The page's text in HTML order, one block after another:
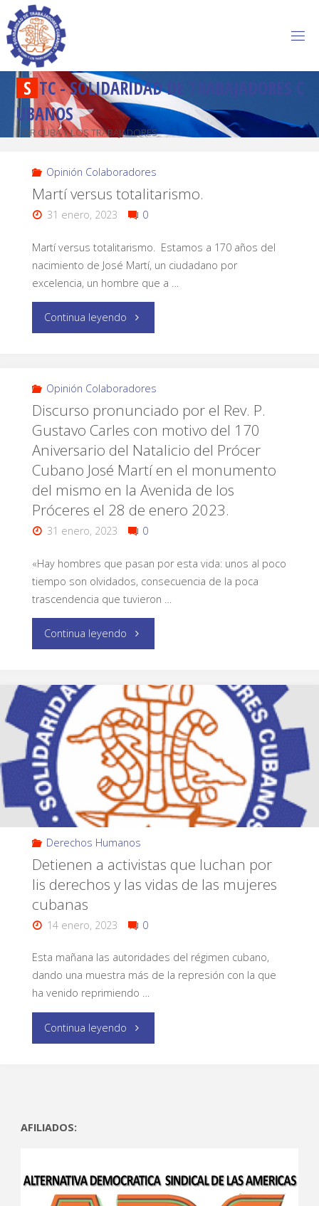
S TC-SOLIDARIDADD R A BAJADORES C
U BANOS
POR CUBA Y LOS TRABAJADORES
Opinión Colaboradores
Martí versus totalitarismo.
31 enero, 2023 0
Martí versus totalitarismo. Estamos a 170 años del
nacimiento de José Martí, un ciudadano por
excelencia, un hombre que a …
Continua leyendo
Opinión Colaboradores
Discurso pronunciado por el Rev. P.
Gustavo Carles con motivo del 170
Aniversario del Natalicio del Prócer
Cubano José Martí en el monumento
del mismo en la Avenida de los
Próceres el 28 de enero 2023.
31 enero, 2023 0
«Hay hombres que pasan por esta vida: unos al poco
tiempo son olvidados, consecuencia de la poca
trascendencia que tuvieron …
Continua leyendo
Derechos Humanos
Detienen a activistas que luchan por
lis derechos y las vidas de las mujeres
cubanas
14 enero, 2023 0
Esta mañana las autoridades del régimen cubano,
dando una muestra más de la represión con la que
ha venido reprimiendo …
Continua leyendo
AFILIADOS: